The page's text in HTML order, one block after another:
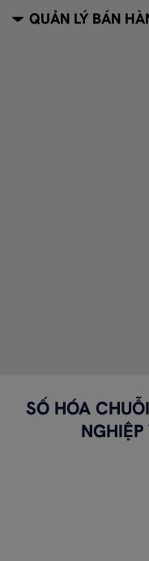
QUẢN LÝ BÁN
SỐ HÓA